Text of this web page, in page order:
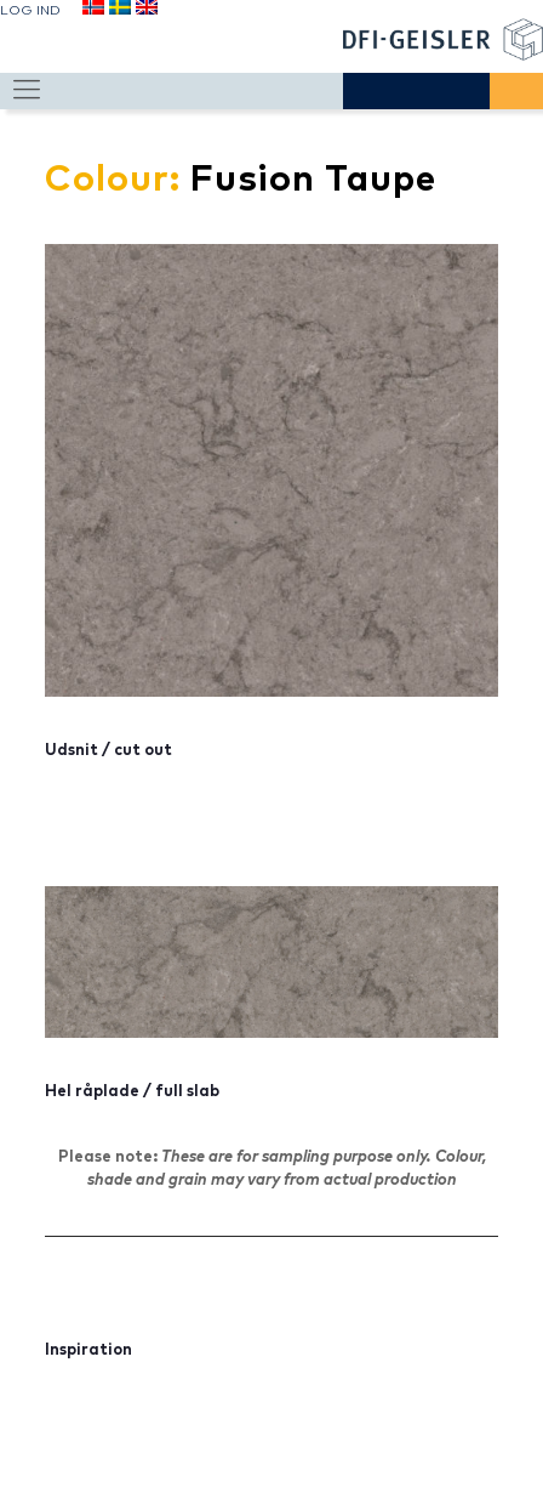
LOG IND
Colour: Fusion Taupe
Udsnit / cut out
Hel råplade / full slab
Please note: These arefor sampling purpose only. Colour,
shade and grain may vary from actual production
Inspiration